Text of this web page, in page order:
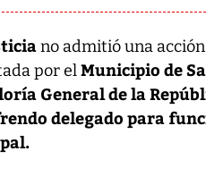
no admitió una
por elMunicipio de
General de la
delegado para